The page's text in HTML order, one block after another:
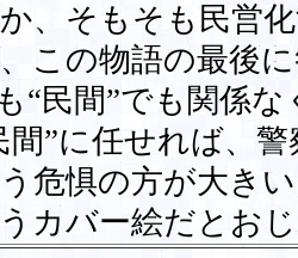
、そもそも民営
この物語の最後
“民間”でも関係
間”に任せれば、
危惧の方が大き
カバー絵だとお